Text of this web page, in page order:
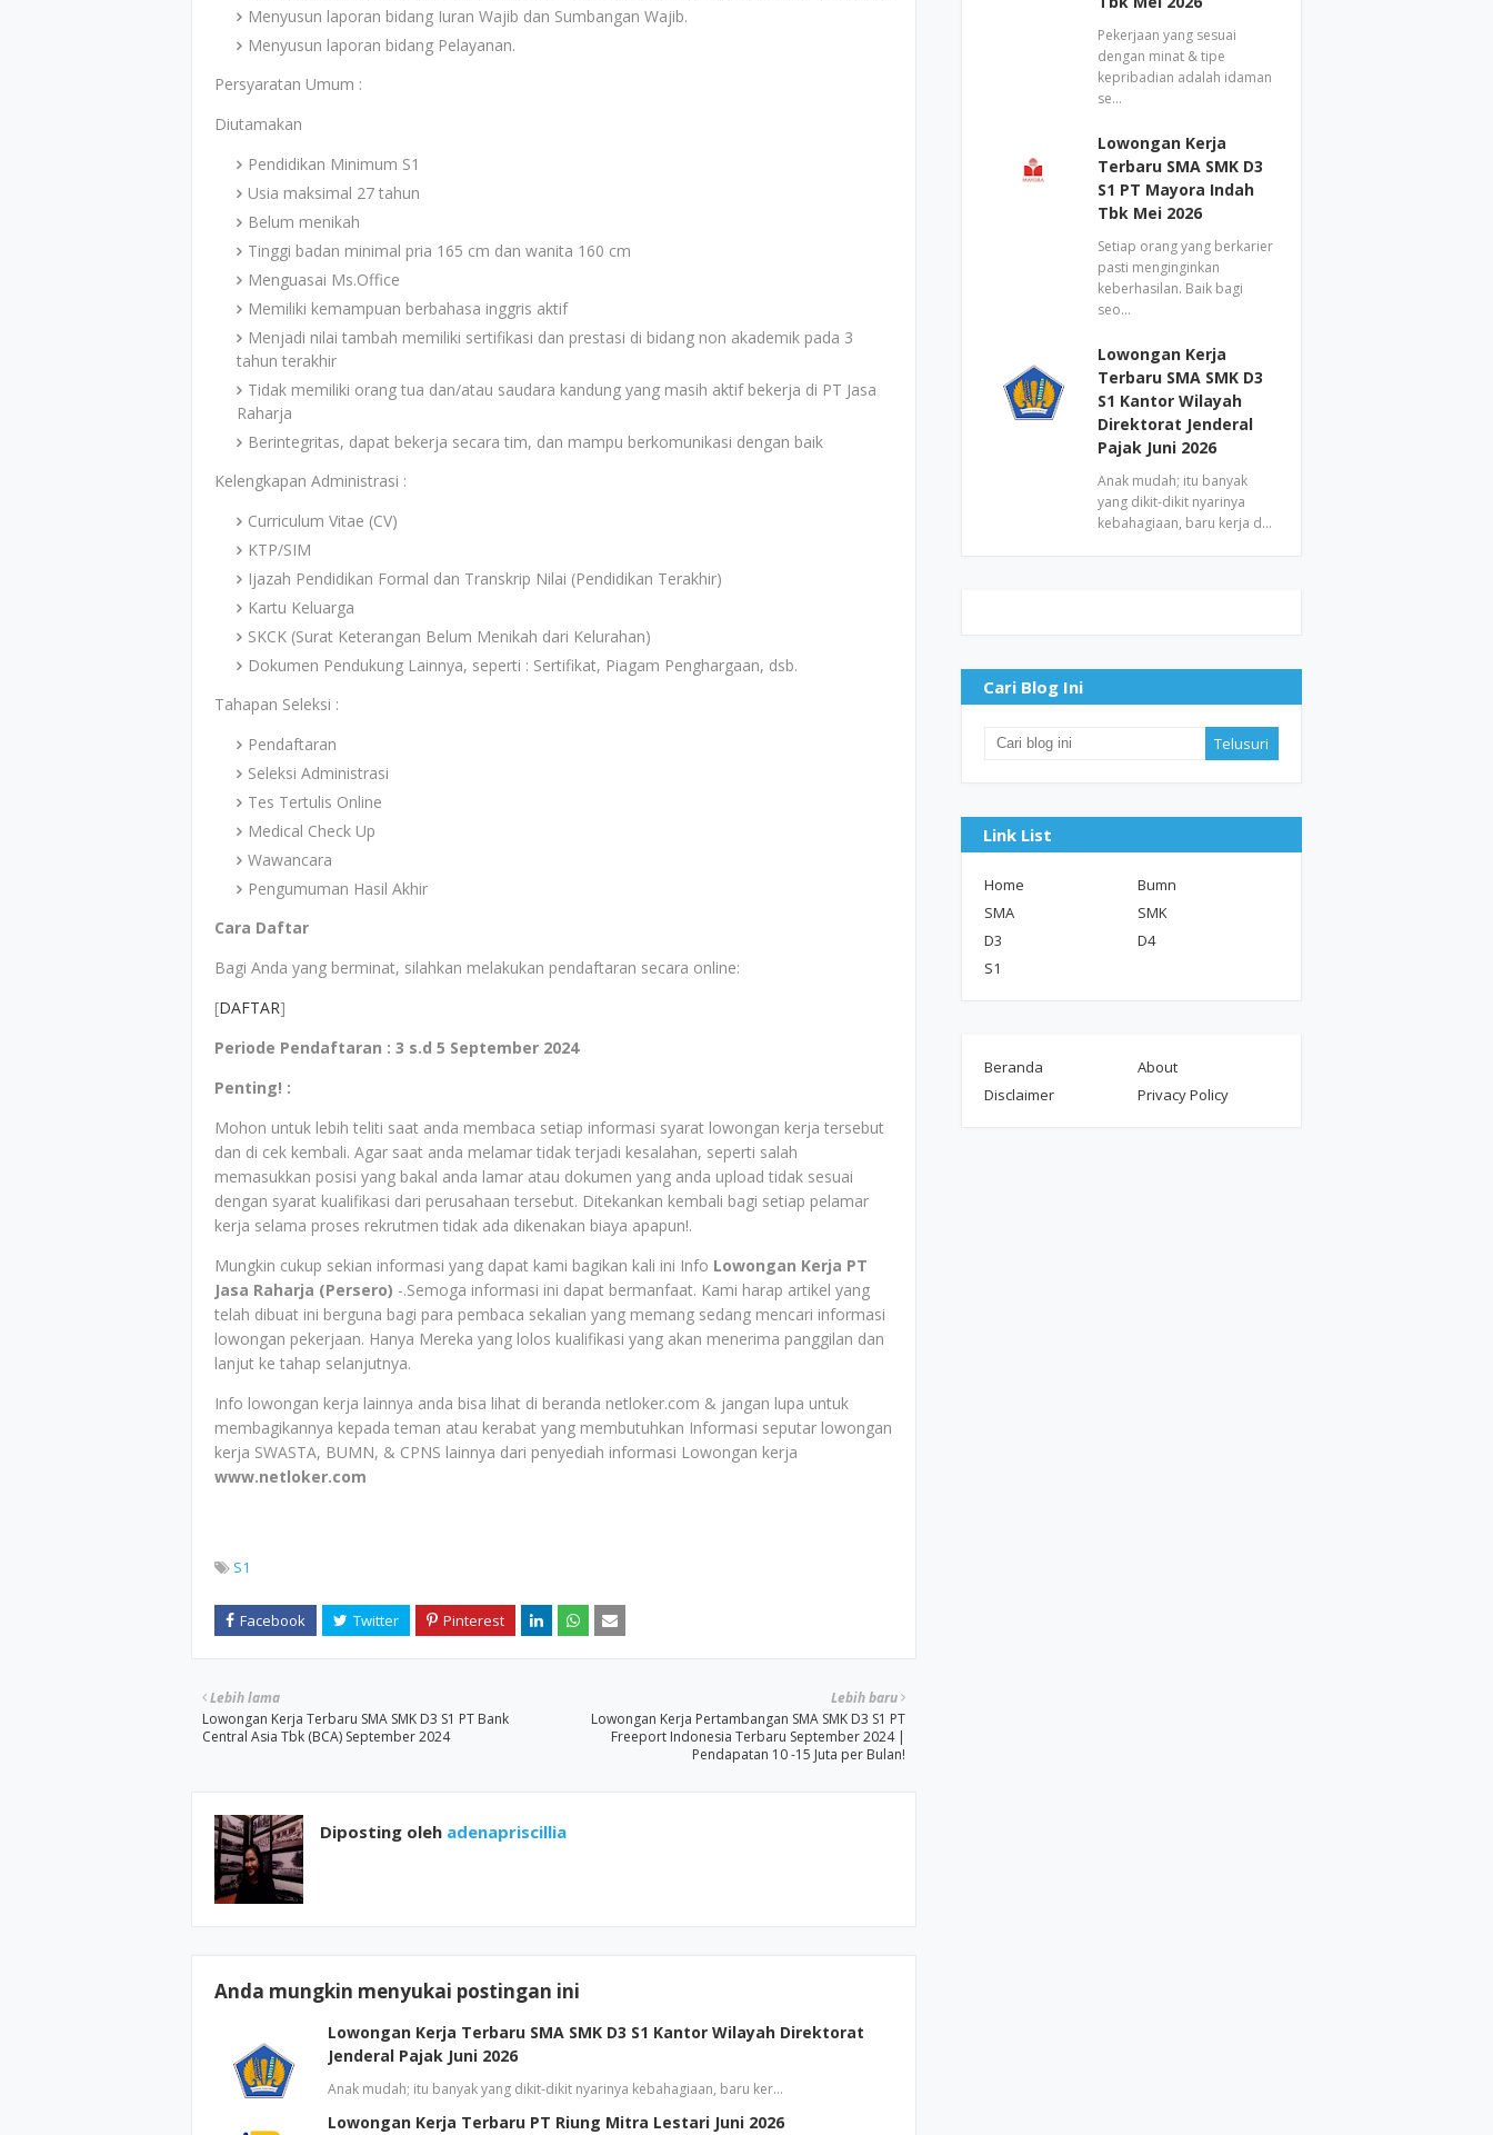
Menyusun laporan bidang Iuran Wajib dan Sumbangan Wajib.
Menyusun laporan bidang Pelayanan.
Persyaratan Umum :
Diutamakan
Pendidikan Minimum S1
Usia maksimal 27 tahun
Belum menikah
Tinggi badan minimal pria 165 cm dan wanita 160 cm
Menguasai Ms.Office
Memiliki kemampuan berbahasa inggris aktif
Menjadi nilai tambah memiliki sertifikasi dan prestasi di bidang non akademik pada 3
tahun terakhir
Tidak memiliki orang tua dan/atau saudara kandung yang masih aktif bekerja di PT Jasa
Raharja
Berintegritas, dapat bekerja secara tim, dan mampu berkomunikasi dengan baik
Kelengkapan Administrasi :
Curriculum Vitae (CV)
KTP/SIM
Ijazah Pendidikan Formal dan Transkrip Nilai (Pendidikan Terakhir)
Kartu Keluarga
SKCK (Surat Keterangan Belum Menikah dari Kelurahan)
Dokumen Pendukung Lainnya, seperti : Sertifikat, Piagam Penghargaan, dsb.
Tahapan Seleksi :
Pendaftaran
Seleksi Administrasi
Tes Tertulis Online
Medical Check Up
Wawancara
Pengumuman Hasil Akhir
Cara Daftar
Bagi Anda yang berminat, silahkan melakukan pendaftaran secara online:
[DAFTAR]
Periode Pendaftaran : 3 s.d 5 September 2024
Penting! :
Mohon untuk lebih teliti saat anda membaca setiap informasi syarat lowongan kerja tersebut
dan di cek kembali. Agar saat anda melamar tidak terjadi kesalahan, seperti salah
memasukkan posisi yang bakal anda lamar atau dokumen yang anda upload tidak sesuai
dengan syarat kualifikasi dari perusahaan tersebut. Ditekankan kembali bagi setiap pelamar
kerja selama proses rekrutmen tidak ada dikenakan biaya apapun!.
Mungkin cukup sekian informasi yang dapat kami bagikan kali ini Info Lowongan Kerja PT
Jasa Raharja (Persero) -.Semoga informasi ini dapat bermanfaat. Kami harap artikel yang
telah dibuat ini berguna bagi para pembaca sekalian yang memang sedang mencari informasi
lowongan pekerjaan. Hanya Mereka yang lolos kualifikasi yang akan menerima panggilan dan
lanjut ke tahap selanjutnya.
Info lowongan kerja lainnya anda bisa lihat di beranda netloker.com & jangan lupa untuk
membagikannya kepada teman atau kerabat yang membutuhkan Informasi seputar lowongan
kerja SWASTA, BUMN, & CPNS lainnya dari penyediah informasi Lowongan kerja
www.netloker.com
S1
Lebih baru
Lowongan Kerja Pertambangan SMA SMK D3 S1 PT
Freeport Indonesia Terbaru September 2024 |
Pendapatan 10 -15 Juta per Bulan!
Lebih lama
Lowongan Kerja Terbaru SMA SMK D3 S1 PT Bank
Central Asia Tbk (BCA) September 2024
Diposting oleh adenapriscillia
Anda mungkin menyukai postingan ini
Lowongan Kerja Terbaru SMA SMK D3 S1 Kantor Wilayah Direktorat
Jenderal Pajak Juni 2026
Anak mudah; itu banyak yang dikit-dikit nyarinya kebahagiaan, baru ker…
Lowongan Kerja Terbaru PT Riung Mitra Lestari Juni 2026
Pekerjaan yang sesuai
dengan minat & tipe
kepribadian adalah idaman
se…
Lowongan Kerja
Terbaru SMA SMK D3
S1 PT Mayora Indah
Tbk Mei 2026
Setiap orang yang berkarier
pasti menginginkan
keberhasilan. Baik bagi
seo…
Lowongan Kerja
Terbaru SMA SMK D3
S1 Kantor Wilayah
Direktorat Jenderal
Pajak Juni 2026
Anak mudah; itu banyak
yang dikit-dikit nyarinya
kebahagiaan, baru kerja d…
Cari Blog Ini
Link List
Home
Bumn
SMA
SMK
D3
D4
S1
Beranda
About
Disclaimer
Privacy Policy